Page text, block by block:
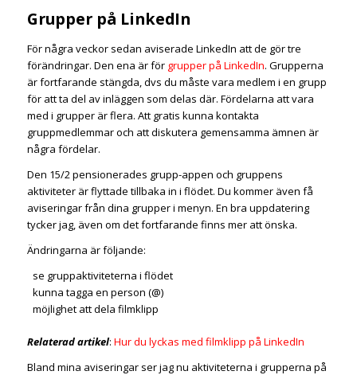
Grupper på LinkedIn
För några veckor sedan aviserade LinkedIn att de gör tre
förändringar. Den ena är för grupper på LinkedIn. Grupperna
är fortfarande stängda, dvs du måste vara medlem i en grupp
för att ta del av inläggen som delas där. Fördelarna att vara
med i grupper är flera. Att gratis kunna kontakta
gruppmedlemmar och att diskutera gemensamma ämnen är
några fördelar.
Den 15/2 pensionerades grupp-appen och gruppens
aktiviteter är flyttade tillbaka in i flödet. Du kommer även få
aviseringar från dina grupper i menyn. En bra uppdatering
tycker jag, även om det fortfarande finns mer att önska.
Ändringarna är följande:
se gruppaktiviteterna i flödet
kunna tagga en person (@)
möjlighet att dela filmklipp
Relaterad artikel: Hur du lyckas med filmklipp på LinkedIn
Bland mina aviseringar ser jag nu aktiviteterna i grupperna på